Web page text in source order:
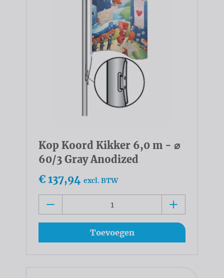
Kop Koord Kikker 6,0 m - ⌀
60/3 Gray Anodized
€ 137,94 excl. BTW
Toevoegen